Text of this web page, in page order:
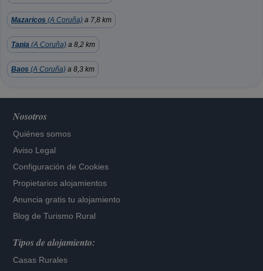
Mazaricos (A Coruña) a 7,8 km
Tapia (A Coruña) a 8,2 km
Baos (A Coruña) a 8,3 km
Nosotros
Quiénes somos
Aviso Legal
Configuración de Cookies
Propietarios alojamientos
Anuncia gratis tu alojamiento
Blog de Turismo Rural
Tipos de alojamiento:
Casas Rurales